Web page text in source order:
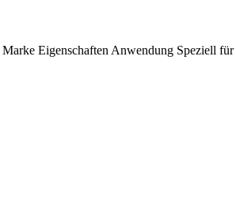
Marke Eigenschaften Anwendung Speziell für